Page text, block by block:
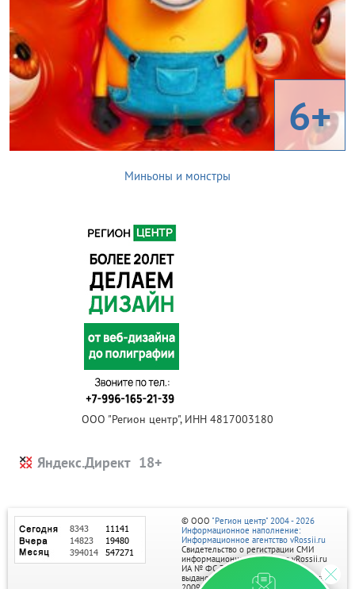
6+
Миньоны и монстры
ООО "Регион центр", ИНН 4817003180
Яндекс.Директ
© ООО "Регион центр" 2004 - 2026
Информационное наполнение:
Информационное агентство vRossii.ru
Свидетельство о регистрации СМИ
информационного агентства vRossii.ru
ИА № ФС 77‑35502
выдано РОСКОМНАДЗОРом 04 марта